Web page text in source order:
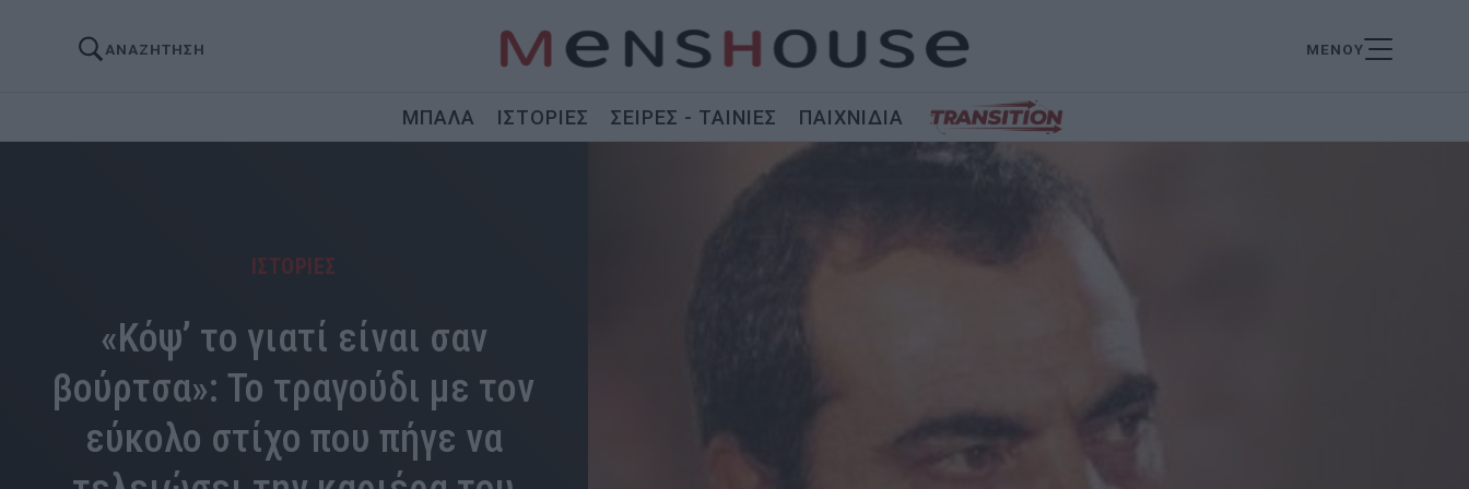
ΑΝΑΖΗΤΗΣΗ ΜΕΝΟΥ
ΜΠΑΛΑ ΙΣΤΟΡΙΕΣ ΣΕΙΡΕΣ - ΤΑΙΝΙΕΣ ΠΑΙΧΝΙΔΙΑ
ΙΣΤΟΡΙΕΣ
«Κόψ’ το γιατί είναι σαν
βούρτσα»: Το τραγούδι με τον
εύκολο στίχο που πήγε να